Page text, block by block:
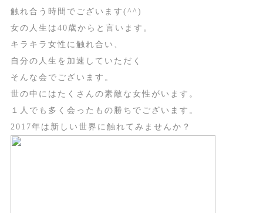
触れ合う時間でございます(^^)
女の人生は40歳からと言います。
キラキラ女性に触れ合い、
自分の人生を加速していただく
そんな会でございます。
世の中にはたくさんの素敵な女性がいます。
１人でも多く会ったもの勝ちでございます。
2017年は新しい世界に触れてみませんか？